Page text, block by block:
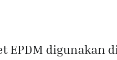
EPDM digunakan